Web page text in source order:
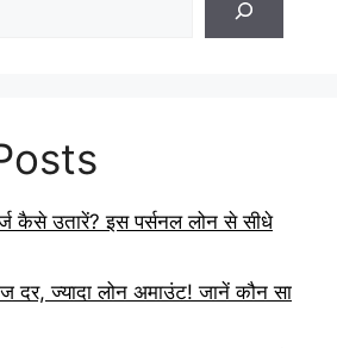
कैसे उतारें? इस पर्सनल लोन से सीधे
दर, ज्यादा लोन अमाउंट! जानें कौन सा